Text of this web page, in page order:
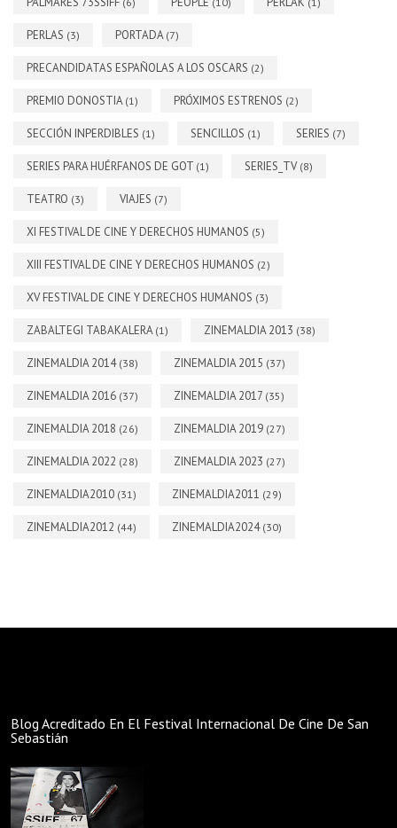
PERLAS (3) PORTADA (7)
PRECANDIDATAS ESPAÑOLAS A LOS OSCARS (2)
PREMIO DONOSTIA (1) PRÓXIMOS ESTRENOS (2)
SECCIÓN INPERDIBLES (1) SENCILLOS (1) SERIES (7)
SERIES PARA HUÉRFANOS DE GOT (1) SERIES_TV (8)
TEATRO (3) VIAJES (7)
XI FESTIVAL DE CINE Y DERECHOS HUMANOS (5)
XIII FESTIVAL DE CINE Y DERECHOS HUMANOS (2)
XV FESTIVAL DE CINE Y DERECHOS HUMANOS (3)
ZABALTEGI TABAKALERA (1) ZINEMALDIA 2013 (38)
ZINEMALDIA 2014 (38) ZINEMALDIA 2015 (37)
ZINEMALDIA 2016 (37) ZINEMALDIA 2017 (35)
ZINEMALDIA 2018 (26) ZINEMALDIA 2019 (27)
ZINEMALDIA 2022 (28) ZINEMALDIA 2023 (27)
ZINEMALDIA2010 (31) ZINEMALDIA2011 (29)
ZINEMALDIA2012 (44) ZINEMALDIA2024 (30)
Blog Acreditado En El Festival Internacional De Cine De San
Sebastián